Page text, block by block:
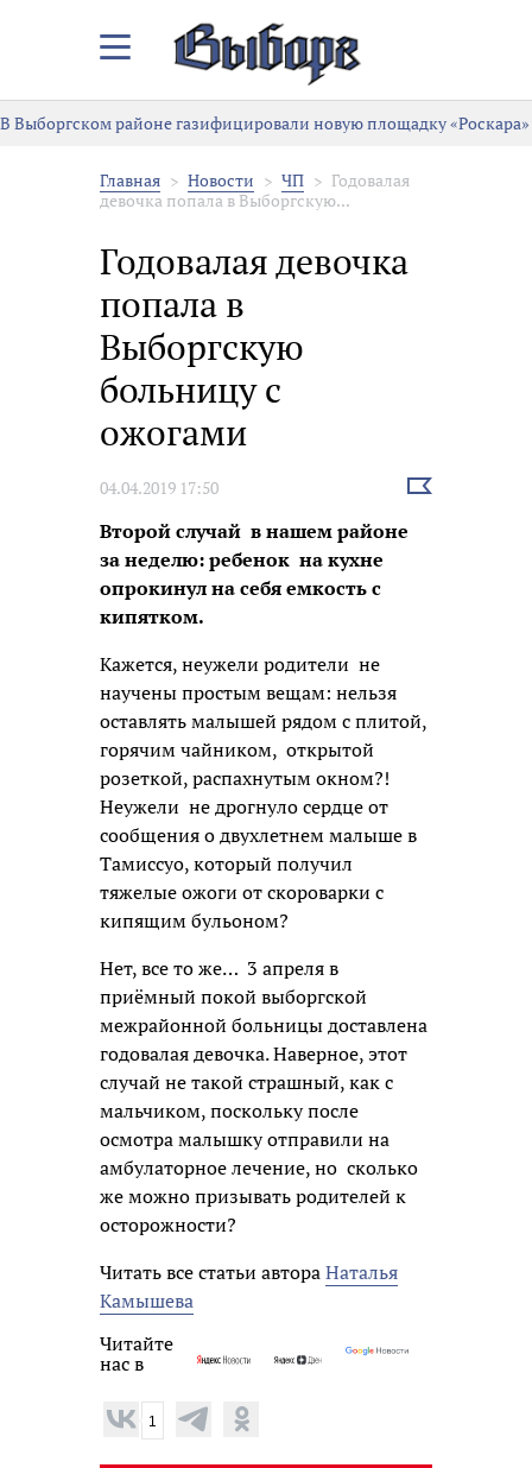
Закрыть/
меню
В Выборгском районе газифицировали новую площадку «Роскара»
Главная Новости ЧП
Годовалая
девочка попала в Выборгскую...
Годовалая девочка
попала в
Выборгскую
больницу с
ожогами
04.04.2019 17:50
Выбрать
Второй случай в нашем районе
за неделю: ребенок на кухне
опрокинул на себя емкость с
кипятком.
Кажется, неужели родители не
научены простым вещам: нельзя
оставлять малышей рядом с плитой,
горячим чайником, открытой
розеткой, распахнутым окном?!
Неужели не дрогнуло сердце от
сообщения о двухлетнем малыше в
Тамиссуо, который получил
тяжелые ожоги от скороварки с
кипящим бульоном?
Нет, все то же… 3 апреля в
приёмный покой выборгской
межрайонной больницы доставлена
годовалая девочка. Наверное, этот
случай не такой страшный, как с
мальчиком, поскольку после
осмотра малышку отправили на
амбулаторное лечение, но сколько
же можно призывать родителей к
осторожности?
Читать все статьи автораНаталья
Камышева
Читайте
нас в
1